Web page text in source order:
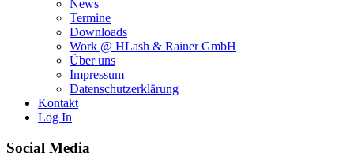
News
Termine
Downloads
Work @ HLash & Rainer GmbH
Über uns
Impressum
Datenschutzerklärung
Kontakt
Log In
Social Media